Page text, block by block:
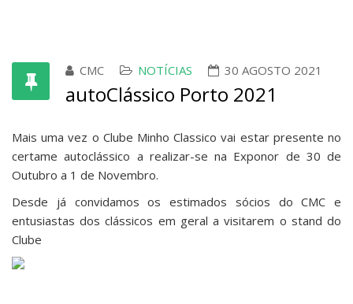
CMC NOTÍCIAS 30 AGOSTO 2021
autoClássico Porto 2021
Mais uma vez o Clube Minho Classico vai estar presente no
certame autoclássico a realizar-se na Exponor de 30 de
Outubro a 1 de Novembro.
Desde já convidamos os estimados sócios do CMC e
entusiastas dos clássicos em geral a visitarem o stand do
Clube